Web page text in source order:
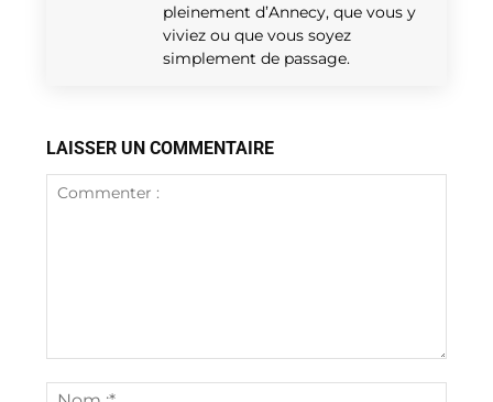
pleinement d’Annecy, que vous y
viviez ou que vous soyez
simplement de passage.
LAISSER UN COMMENTAIRE